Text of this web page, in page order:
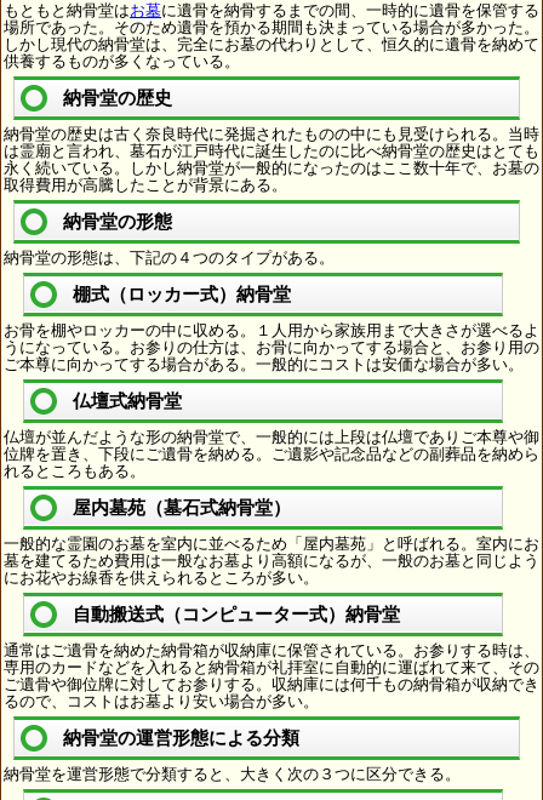
もともと納骨堂はお墓に遺骨を納骨するまでの間、一時的に遺骨を保管する
場所であった。そのため遺骨を預かる期間も決まっている場合が多かった。
しかし現代の納骨堂は、完全にお墓の代わりとして、恒久的に遺骨を納めて
供養するものが多くなっている。
納骨堂の歴史
納骨堂の歴史は古く奈良時代に発掘されたものの中にも見受けられる。当時
は霊廟と言われ、墓石が江戸時代に誕生したのに比べ納骨堂の歴史はとても
永く続いている。しかし納骨堂が一般的になったのはここ数十年で、お墓の
取得費用が高騰したことが背景にある。
納骨堂の形態
納骨堂の形態は、下記の４つのタイプがある。
棚式（ロッカー式）納骨堂
お骨を棚やロッカーの中に収める。１人用から家族用まで大きさが選べるよ
うになっている。お参りの仕方は、お骨に向かってする場合と、お参り用の
ご本尊に向かってする場合がある。一般的にコストは安価な場合が多い。
仏壇式納骨堂
仏壇が並んだような形の納骨堂で、一般的には上段は仏壇でありご本尊や御
位牌を置き、下段にご遺骨を納める。ご遺影や記念品などの副葬品を納めら
れるところもある。
屋内墓苑（墓石式納骨堂）
一般的な霊園のお墓を室内に並べるため「屋内墓苑」と呼ばれる。室内にお
墓を建てるため費用は一般なお墓より高額になるが、一般のお墓と同じよう
にお花やお線香を供えられるところが多い。
自動搬送式（コンピューター式）納骨堂
通常はご遺骨を納めた納骨箱が収納庫に保管されている。お参りする時は、
専用のカードなどを入れると納骨箱が礼拝室に自動的に運ばれて来て、その
ご遺骨や御位牌に対してお参りする。収納庫には何千もの納骨箱が収納でき
るので、コストはお墓より安い場合が多い。
納骨堂の運営形態による分類
納骨堂を運営形態で分類すると、大きく次の３つに区分できる。